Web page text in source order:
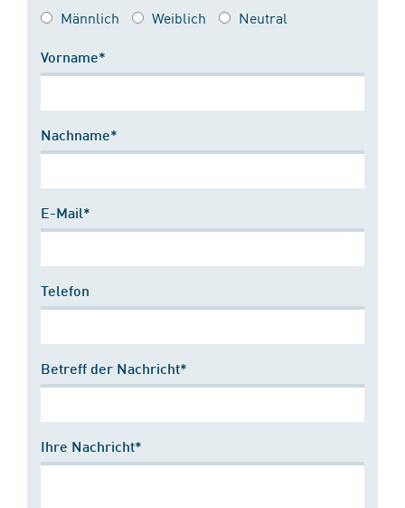
Männlich Weiblich Neutral
Vorname*
Nachname*
E-Mail*
Telefon
Betreff der Nachricht*
Ihre Nachricht*